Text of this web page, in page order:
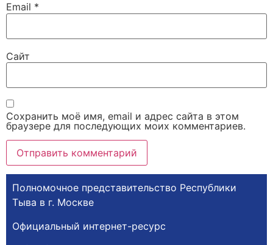
Email *
Сайт
Сохранить моё имя, email и адрес сайта в этом
браузере для последующих моих комментариев.
Полномочное представительство Республики
Тыва в г. Москве
Официальный интернет-ресурс